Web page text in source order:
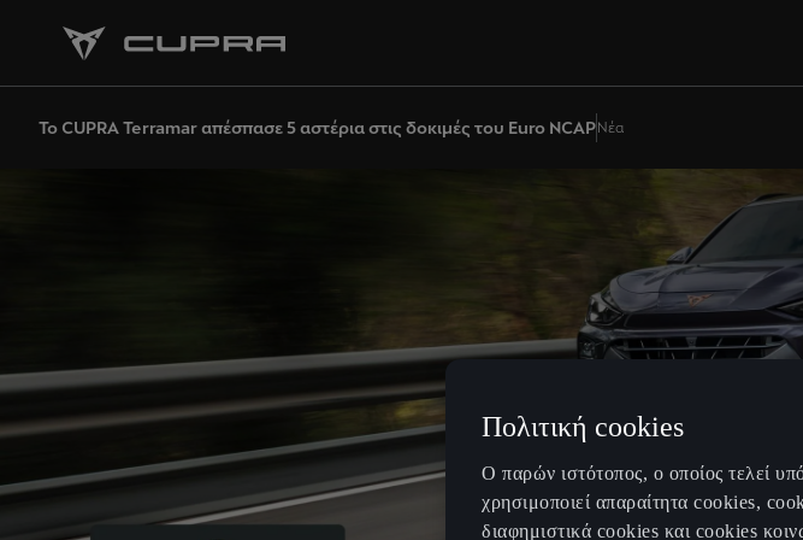
Το CUPRA Terramar απέσπασε 5 αστέρια στις δοκιμές του Euro NCAPΝέα
Πολιτική cookies
Ο παρών ιστότοπος, ο οποίος τελεί
χρησιμοποιεί απαραίτητα cookies,
διαφημιστικά cookies και cookies